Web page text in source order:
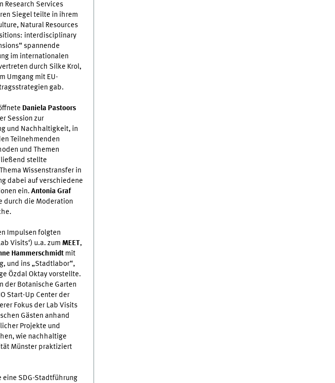
Research Services
Siegel teilte in ihrem
Natural Resources
interdisciplinary
spannende
im internationalen
durch Silke Krol,
Umgang mit EU-
gab.
Daniela Pastoors
Session zur
und Nachhaltigkeit, in
Teilnehmenden
und Themen
stellte
Wissenstransfer in
dabei auf verschiedene
ein. Antonia Graf
durch die Moderation
Impulsen folgten
Visits‘) u.a. zum MEET,
Hammerschmidtmit
und ins „Stadtlabor“,
Özdal Oktay vorstellte.
der Botanische Garten
Start-Up Center der
Fokus der Lab Visits
Gästen anhand
Projekte und
wie nachhaltige
Münster praktiziert
SDG-Stadtführung